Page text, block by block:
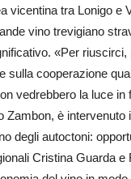
v­ic­­entina tra Lonigo
vino trevigiano
«P­e­r
sulla cooperazione
vedrebbero la luce
Zam­bon, è
degli autoctoni:
Cristina Guarda